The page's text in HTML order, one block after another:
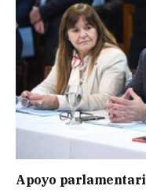
Apoyo